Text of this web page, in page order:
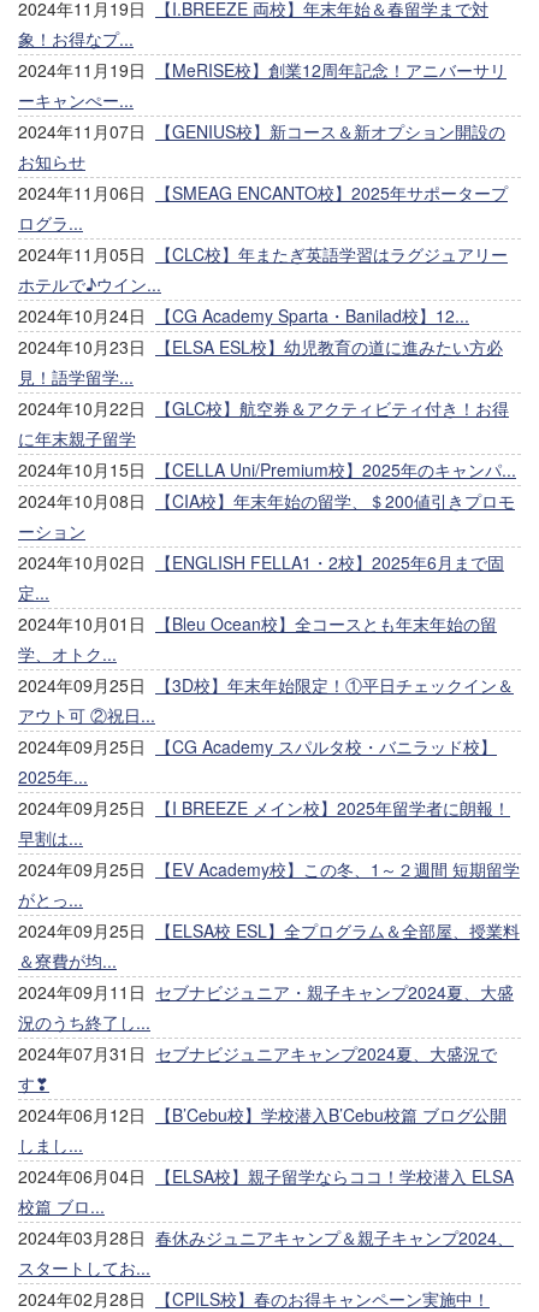
2024年11月19日
【I.BREEZE 両校】年末年始＆春留学まで対
象！お得なプ...
2024年11月19日
【MeRISE校】創業12周年記念！アニバーサリ
ーキャンぺー...
2024年11月07日
【GENIUS校】新コース＆新オプション開設の
お知らせ
2024年11月06日
【SMEAG ENCANTO校】2025年サポータープ
ログラ...
2024年11月05日
【CLC校】年またぎ英語学習はラグジュアリー
ホテルで♪ウイン...
2024年10月24日
【CG Academy Sparta・Banilad校】12...
2024年10月23日
【ELSA ESL校】幼児教育の道に進みたい方必
見！語学留学...
2024年10月22日
【GLC校】航空券＆アクティビティ付き！お得
に年末親子留学
2024年10月15日
【CELLA Uni/Premium校】2025年のキャンパ...
2024年10月08日
【CIA校】年末年始の留学、＄200値引きプロモ
ーション
2024年10月02日
【ENGLISH FELLA1・2校】2025年6月まで固
定...
2024年10月01日
【Bleu Ocean校】全コースとも年末年始の留
学、オトク...
2024年09月25日
【3D校】年末年始限定！①平日チェックイン＆
アウト可 ②祝日...
2024年09月25日
【CG Academy スパルタ校・バニラッド校】
2025年...
2024年09月25日
【I BREEZE メイン校】2025年留学者に朗報！
早割は...
2024年09月25日
【EV Academy校】この冬、1～２週間 短期留学
がとっ...
2024年09月25日
【ELSA校 ESL】全プログラム＆全部屋、授業料
＆寮費が均...
2024年09月11日 セブナビジュニア・親子キャンプ2024夏、大盛
況のうち終了し...
2024年07月31日 セブナビジュニアキャンプ2024夏、大盛況で
す❣
2024年06月12日
【B’Cebu校】学校潜入B’Cebu校篇 ブログ公開
しまし...
2024年06月04日
【ELSA校】親子留学ならココ！学校潜入 ELSA
校篇 ブロ...
2024年03月28日 春休みジュニアキャンプ＆親子キャンプ2024、
スタートしてお...
2024年02月28日
【CPILS校】春のお得キャンペーン実施中！